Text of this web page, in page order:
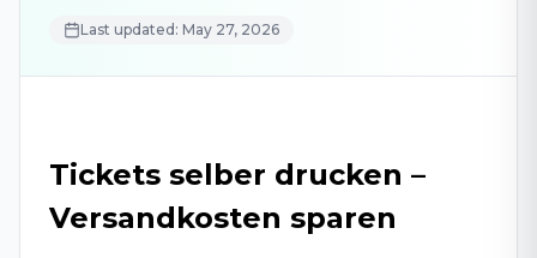
Last updated: May 27, 2026
Tickets selber drucken –
Versandkosten sparen